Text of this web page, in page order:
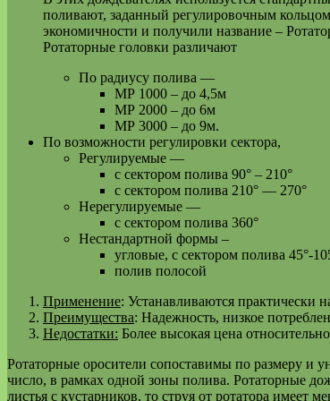
поливают, заданный регулировочным
экономичности и получили название –
Ротаторные головки различают
По радиусу полива —
МР 1000 – до 4,5м
МР 2000 – до 6м
МР 3000 – до 9м.
По возможности регулировки сектора,
Регулируемые —
с сектором полива 90° – 210°
с сектором полива 210° — 270°
Нерегулируемые —
с сектором полива 360°
Нестандартной формы –
угловые, с сектором полива 45°-
полив полосой
Применение: Устанавливаются практически
Преимущества: Надежность, низкое
Недостатки: Более высокая цена
Ротаторные оросители сопоставимы по размеру и
число, в рамках одной зоны полива. Ротаторные
листья с кустарников, то струя от ротатора